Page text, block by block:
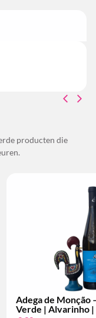
producten die
Adega de Monção
Verde | Alvarinho |